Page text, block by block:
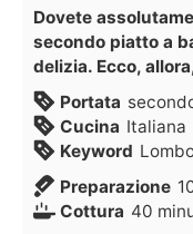
Dovete
secondo piatto a
delizia. Ecco,
Portata
Cucina Italiana
Keyword
Preparazione
Cottura 40